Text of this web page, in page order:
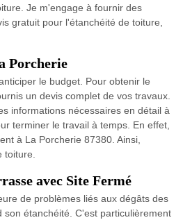
Je m'engage à fournir des
gratuit pour l'étanchéité de toiture,
Porcherie
le budget. Pour obtenir le
un devis complet de vos travaux.
informations nécessaires en détail à
terminer le travail à temps. En effet,
à La Porcherie 87380. Ainsi,
toiture.
avec Site Fermé
de problèmes liés aux dégâts des
étanchéité. C'est particulièrement